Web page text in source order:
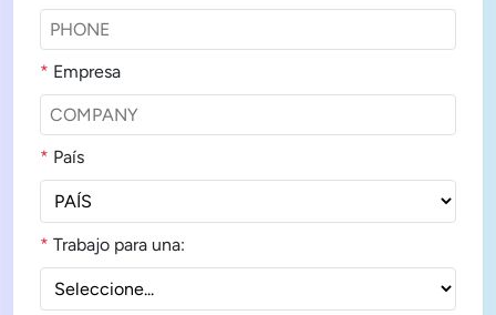
* Empresa
* País
* Trabajo para una: